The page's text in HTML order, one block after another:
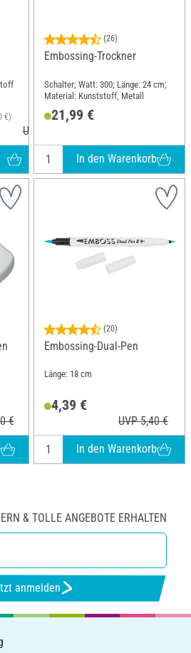
€)
UVP 7,40 €
(26)
Embossing-Trockner
Schalter; Watt: 300; Länge: 24 cm;
Material: Kunststoff, Metall
21,99 €
In den Warenkorb
€
(20)
Embossing-Dual-Pen
Länge: 18 cm
4,39 €
UVP 5,40 €
In den Warenkorb
& TOLLE ANGEBOTE ERHALTEN
anmelden